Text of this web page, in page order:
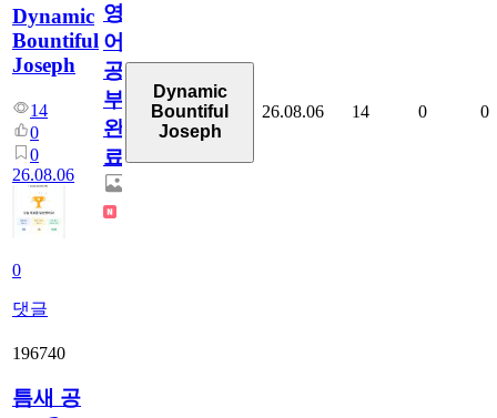
Dynamic
Bountiful
Joseph
14
0
0
26.08.06
0
댓글
영
어
공
부
완
료
Dynamic
Bountiful
Joseph
26.08.06 14 0 0
196740
틈새 공